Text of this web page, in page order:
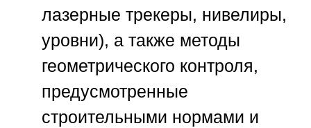
лазерные трекеры, нивелиры,
уровни), а также методы
геометрического контроля,
предусмотренные
строительными нормами и